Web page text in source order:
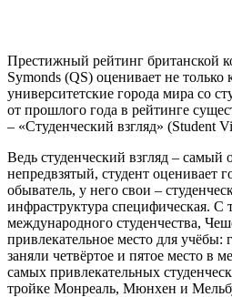
Престижный рейтинг британской
Symonds (QS) оценивает не только
университетские города мира со
от прошлого года в рейтинге
– «Студенческий взгляд» (Student
Ведь студенческий взгляд – самый
непредвзятый, студент оценивает
обыватель, у него свои –
инфраструктура специфическая. С
международного студенчества,
привлекательное место для учёбы:
заняли четвёртое и пятое место в
самых привлекательных
тройке Монреаль, Мюнхен и